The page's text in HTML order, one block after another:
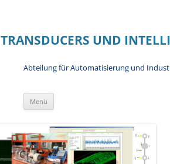
TRANSDUCERS UND
Abteilung für Automatisierung und
Menü